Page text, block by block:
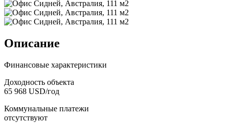
Описание
Финансовые характеристики
Доходность объекта
65 968 USD/год
Коммунальные платежи
отсутствуют